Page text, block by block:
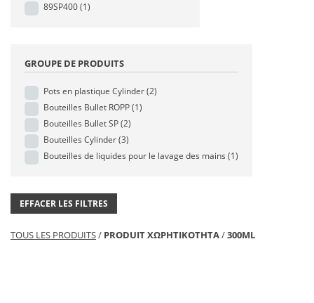
89SP400(1)
GROUPE DE PRODUITS
Pots en plastique Cylinder(2)
Bouteilles Bullet ROPP(1)
Bouteilles Bullet SP(2)
Bouteilles Cylinder(3)
Bouteilles de liquides pour le lavage des mains (1)
EFFACER LES FILTRES
TOUS LES PRODUITS/ PRODUIT ΧΩΡΗΤΙΚΟΤΗΤΑ/300ML